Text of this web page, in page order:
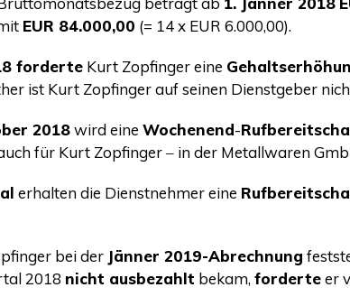
EUR 84.000,00 (= 14 x EUR 6.000,00).
for­der­te Kurt Zopfin­ger eine
ist Kurt Zopfin­ger auf sei­nen Dienst­ge­ber
2018wird eine Wochen­end-
für Kurt Zopfin­ger ‒ in der Metall­wa­ren
erhal­ten die Dienst­neh­mer eine
bei der Jän­ner 2019-Abrech­nung
2018 nicht aus­be­zahlt bekam, for­der­teer